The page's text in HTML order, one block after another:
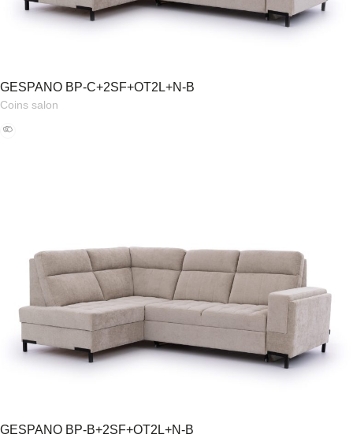
GESPANO BP-C+2SF+OT2L+N-B
Coins salon
GESPANO BP-B+2SF+OT2L+N-B